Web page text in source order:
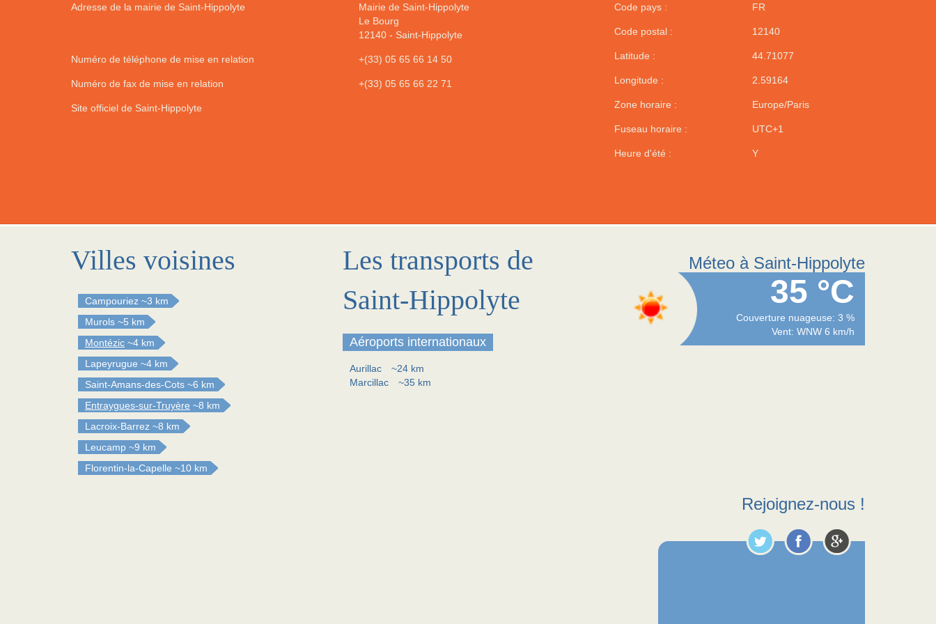
Adresse de la mairie de Saint-Hippolyte
Mairie de Saint-Hippolyte
Le Bourg
12140- Saint-Hippolyte
Numéro de téléphone de mise en relation +(33) 05 65 66 14 50
Numéro de fax de mise en relation +(33) 05 65 66 22 71
Site officiel de Saint-Hippolyte
Code pays : FR
Code postal : 12140
Latitude : 44.71077
Longitude : 2.59164
Zone horaire : Europe/Paris
Fuseau horaire : UTC+1
Heure d'été : Y
Villes voisines
Campouriez ~3 km
Murols ~5 km
Montézic ~4 km
Lapeyrugue ~4 km
Saint-Amans-des-Cots ~6 km
Entraygues-sur-Truyère ~8 km
Lacroix-Barrez ~8 km
Leucamp ~9 km
Florentin-la-Capelle ~10 km
Les transports de
Saint-Hippolyte
Aéroports internationaux
Aurillac
~24 km
Marcillac
~35 km
Méteo à Saint-Hippolyte
35 °C
Couverture nuageuse: 3 %
Vent: WNW 6 km/h
Rejoignez-nous !